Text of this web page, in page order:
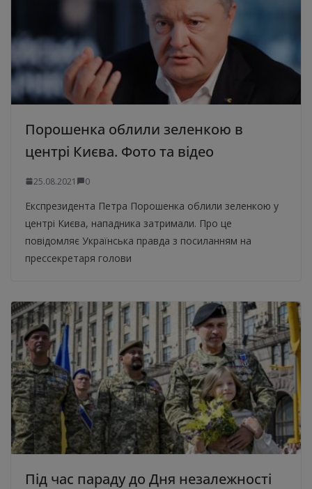
Порошенка облили зеленкою в
центрі Києва. Фото та відео
25.08.2021 0
Експрезидента Петра Порошенка облили зеленкою у
центрі Києва, нападника затримали. Про це
повідомляє Українська правда з посиланням на
прессекретаря голови
Під час параду до Дня незалежності